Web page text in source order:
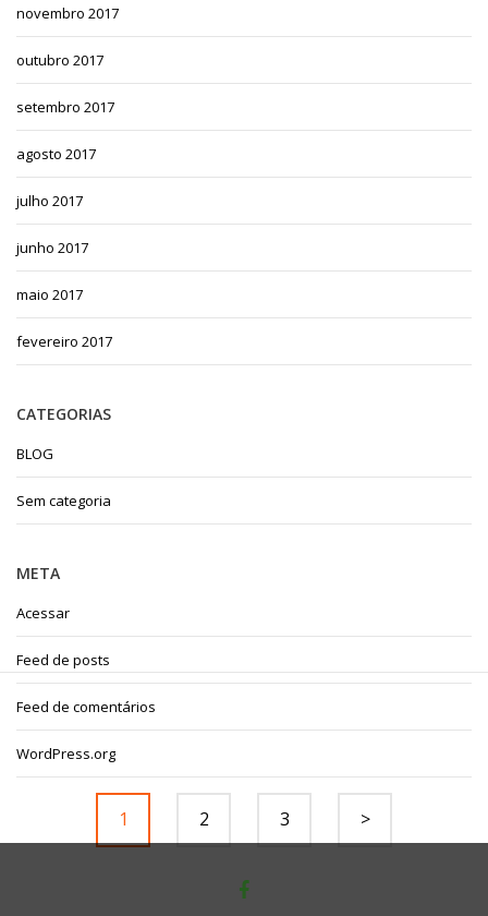
novembro 2017
outubro 2017
setembro 2017
agosto 2017
julho 2017
junho 2017
maio 2017
fevereiro 2017
CATEGORIAS
BLOG
Sem categoria
META
Acessar
Feed de posts
Feed de comentários
WordPress.org
1 2 3 >